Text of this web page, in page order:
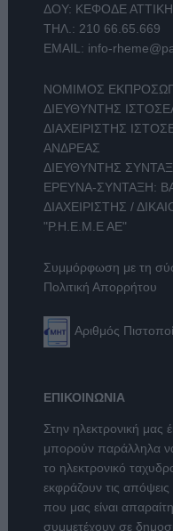
ΔΟΥ: ΚΕΦΟΔΕ
ΤΗΛ.: 210 66.65.669
EMAIL: info-
ΝΟΜΙΜΟΣ
ΔΙΕΥΘΥΝΤΗΣ
ΔΙΑΧΕΙΡΙΣΤΗΣ
ΑΝΔΡΕΑΣ
ΔΙΕΥΘΥΝΤΗΣ
ΕΡΕΥΝΑ-ΣΥΝΤΑΞΗ:
ΔΙΑΧΕΙΡΙΣΤΗΣ /
"Ρ.Η.Ε.Μ.Ε ΑΕ"
Συμμόρφωση με τη
Πολιτική Απορρήτου
Αριθμός
ΕΠΙΚΟΙΝΩΝΙΑ
Στην ηλεκτρονική μας
μπορούν παράλληλα
το ηλεκτρονικό
εκφράζουν τις απόψεις
που μας είναι
συμμετέχουν σε